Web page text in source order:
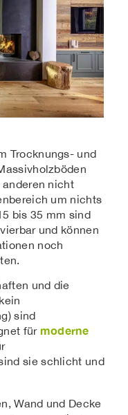
Trocknungs- und
anderen nicht
um nichts
bis 35 mm sind
und können
noch
und die
sind
für moderne
sie schlicht und
Wand und Decke